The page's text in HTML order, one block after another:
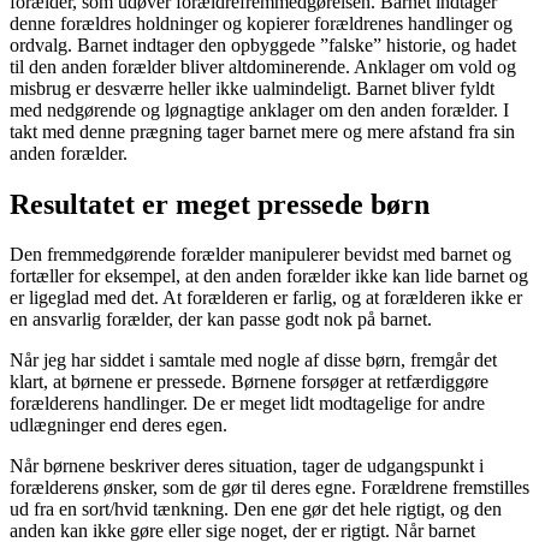
denne forældres holdninger og kopierer forældrenes handlinger og
ordvalg. Barnet indtager den opbyggede ”falske” historie, og hadet
til den anden forælder bliver altdominerende. Anklager om vold og
misbrug er desværre heller ikke ualmindeligt. Barnet bliver fyldt
med nedgørende og løgnagtige anklager om den anden forælder. I
takt med denne prægning tager barnet mere og mere afstand fra sin
anden forælder.
Resultatet er meget pressede børn
Den fremmedgørende forælder manipulerer bevidst med barnet og
fortæller for eksempel, at den anden forælder ikke kan lide barnet og
er ligeglad med det. At forælderen er farlig, og at forælderen ikke er
en ansvarlig forælder, der kan passe godt nok på barnet.
Når jeg har siddet i samtale med nogle af disse børn, fremgår det
klart, at børnene er pressede. Børnene forsøger at retfærdiggøre
forælderens handlinger. De er meget lidt modtagelige for andre
udlægninger end deres egen.
Når børnene beskriver deres situation, tager de udgangspunkt i
forælderens ønsker, som de gør til deres egne. Forældrene fremstilles
ud fra en sort/hvid tænkning. Den ene gør det hele rigtigt, og den
anden kan ikke gøre eller sige noget, der er rigtigt. Når barnet